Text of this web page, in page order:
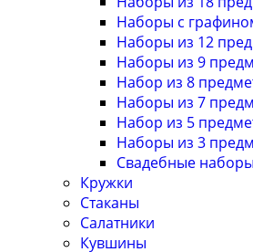
Наборы с
Наборы из 12
Наборы из 9
Набор из 8
Наборы из 7
Набор из 5
Наборы из 3
Свадебные наборы
Кружки
Стаканы
Салатники
Кувшины